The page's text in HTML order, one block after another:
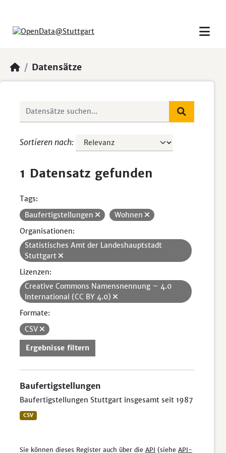
Datensätze
Sortieren nach
1 Datensatz gefunden
Tags:
Baufertigstellungen
Wohnen
Organisationen:
Statistisches Amt der Landeshauptstadt
Stuttgart
Lizenzen:
Creative Commons Namensnennung – 4.0
International (CC BY 4.0)
Formate:
CSV
Ergebnisse filtern
Baufertigstellungen
Baufertigstellungen Stuttgart insgesamt seit 1987
CSV
Sie können dieses Register auch über die API (siehe API-